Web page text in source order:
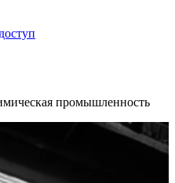
промышленность